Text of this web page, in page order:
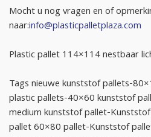
Mocht u nog vragen en of
naar:info@plasticpalletplaza.com
Plastic pallet 114×114 nestbaar
Tags nieuwe kunststof pallets-
plastic pallets-40×60 kunststof
medium kunststof pallet-
pallet 60×80 pallet-Kunststof